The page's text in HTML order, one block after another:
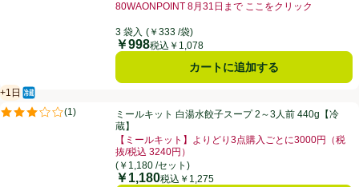
80WAONPOINT 8月31日まで ここをクリック
3 袋入 (￥333 /袋)
価格
￥998税込￥1,078
カートに追加する
ミールキット 白湯水餃子スープ 2～3人前 440g【冷蔵】
+1日
賞味・消費期限保証：1日
冷蔵食品
(1)
評価は1件のレビューで5点中3.0点。ミールキット 白湯水餃子スープ 2～3人前 440g【冷
蔵】
【ミールキット】よりどり3点購入ごとに3000円（税
抜/税込 3240円）
お買い得品名：【ミールキット】よりどり3点購入ご
(￥1,180 /セット)
価格
￥1,180税込￥1,275